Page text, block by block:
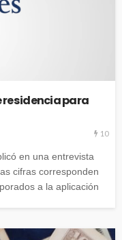
para
10
en una entrevista
cifras corresponden
a la aplicación